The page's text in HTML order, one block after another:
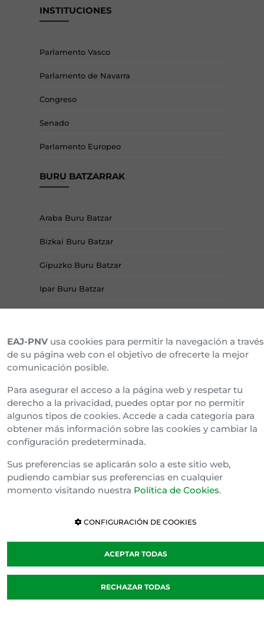
INSTITUCIONES
Parlamento Vasco
Parlamento de Navarra
Congreso
Senado
Parlamento Europeo
BURU BATZARRAK
Araba Buru Batzar
Bizkai Buru Batzar
Gipuzko Buru Batzar
Ipar Buru Batzar
Cláusula de Confidencialidad
Canal Interno de Información
EAJ-PNV usa cookies para permitir la navegación a través
de su página web con el objetivo de ofrecerte la mejor
comunicación posible.
Para asegurar el acceso a la página web y respetar tu
derecho a la privacidad, puedes optar por no permitir
algunos tipos de cookies. Accede a cada categoría para
obtener más información sobre las cookies y cambiar la
configuración predeterminada.
Sus preferencias se aplicarán solo a este sitio web,
pudiendo cambiar sus preferencias en cualquier
momento visitando nuestra Política de Cookies.
CONFIGURACIÓN DE COOKIES
ACEPTAR TODAS
RECHAZAR TODAS